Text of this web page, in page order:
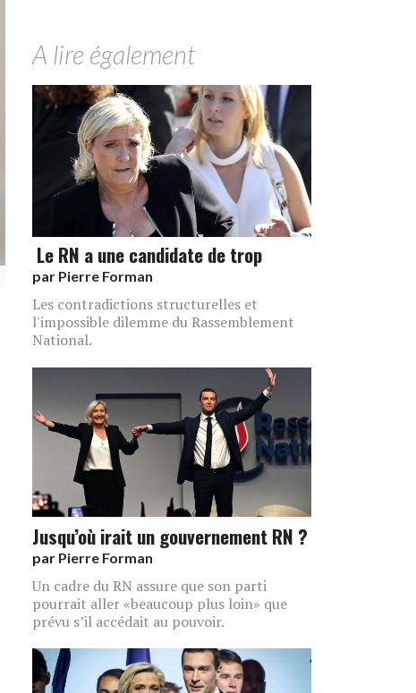
A lire également
Le RN a une candidate de trop
par Pierre Forman
Les contradictions structurelles et
l'impossible dilemme du Rassemblement
National.
Jusqu’où irait un gouvernement RN ?
par Pierre Forman
Un cadre du RN assure que son parti
pourrait aller «beaucoup plus loin» que
prévu s’il accédait au pouvoir.